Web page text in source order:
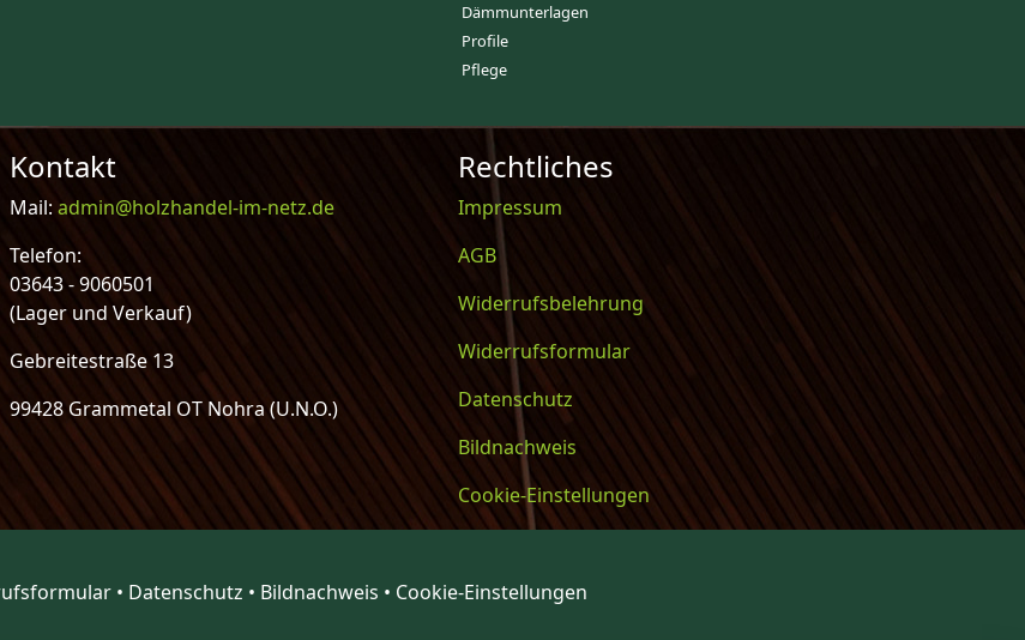
Dämmunterlagen
Profile
Pflege
Kontakt
Mail: admin@holzhandel-im-netz.de
Telefon:
03643 - 9060501
(Lager und Verkauf)
Gebreitestraße 13
99428 Grammetal OT Nohra (U.N.O.)
Rechtliches
Impressum
AGB
Widerrufsbelehrung
Widerrufsformular
Datenschutz
Bildnachweis
Cookie-Einstellungen
• Datenschutz • Bildnachweis • Cookie-Einstellungen